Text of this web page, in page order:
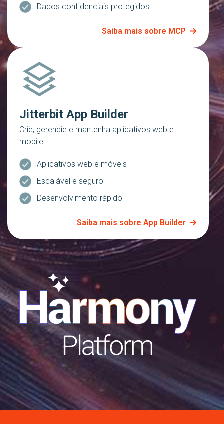
Dados confidenciais protegidos
Saiba mais sobre MCP
Jitterbit App Builder
Crie, gerencie e mantenha aplicativos web e
mobile
Aplicativos web e móveis
Escalável e seguro
Desenvolvimento rápido
Saiba mais sobre App Builder